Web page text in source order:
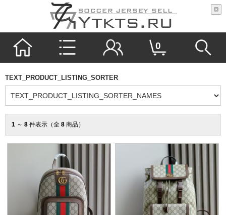
0
TEXT_PRODUCT_LISTING_SORTER
1 ～ 8 件表示（全 8 商品）